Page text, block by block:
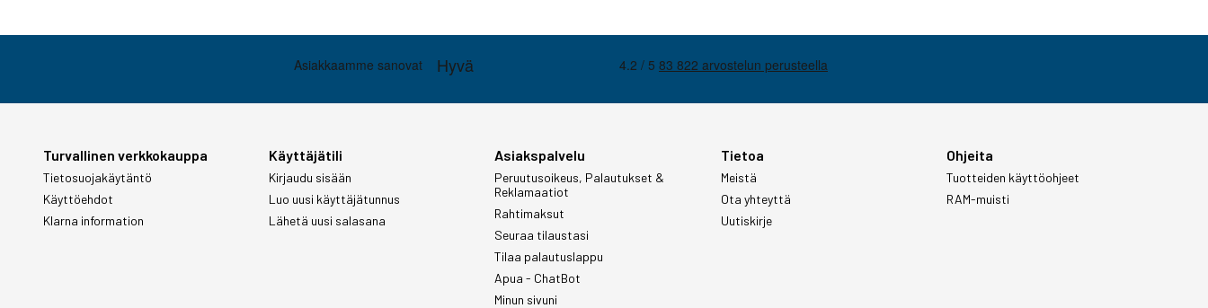
Turvallinen verkkokauppa
Tietosuojakäytäntö
Käyttöehdot
Klarna information
Käyttäjätili
Kirjaudu sisään
Luo uusi käyttäjätunnus
Lähetä uusi salasana
Asiakspalvelu
Peruutusoikeus, Palautukset &
Reklamaatiot
Rahtimaksut
Seuraa tilaustasi
Tilaa palautuslappu
Apua - ChatBot
Minun sivuni
Tietoa
Meistä
Ota yhteyttä
Uutiskirje
Ohjeita
Tuotteiden käyttöohjeet
RAM-muisti